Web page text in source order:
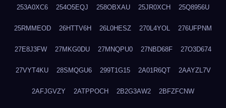
253A0XC6 254O5EQJ 258OBXAU 25JR0XCH 25Q8956U
25RMMEOD 26HTTV6H 26L0HESZ 270L4YOL 276UFPNM
27E8J3FW 27MKG0DU 27MNQPU0 27NBD68F 27O3D674
27VYT4KU 28SMQGU6 299T1G15 2A01R6QT 2AAYZL7V
2AFJGVZY 2ATPPOCH 2B2G3AW2 2BFZFCNW